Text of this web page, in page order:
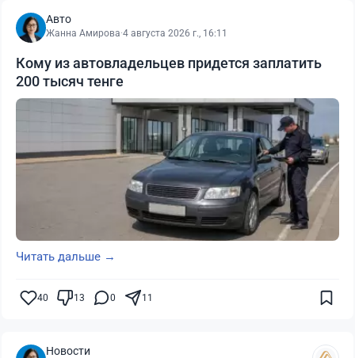
Авто
Жанна Амирова·4 августа 2026 г., 16:11
Кому из автовладельцев придется заплатить
200 тысяч тенге
Читать дальше →
40 13 0 11
Новости